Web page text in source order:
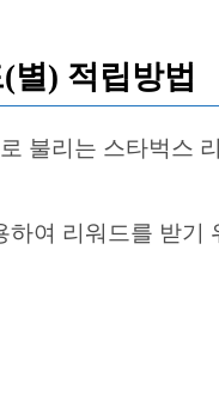
별) 적립방법
로 불리는 스타벅
하여 리워드를 받기